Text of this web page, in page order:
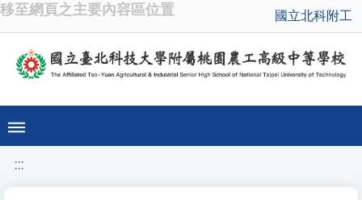
移至網頁之主要內容區位置 國立北科附工
:::